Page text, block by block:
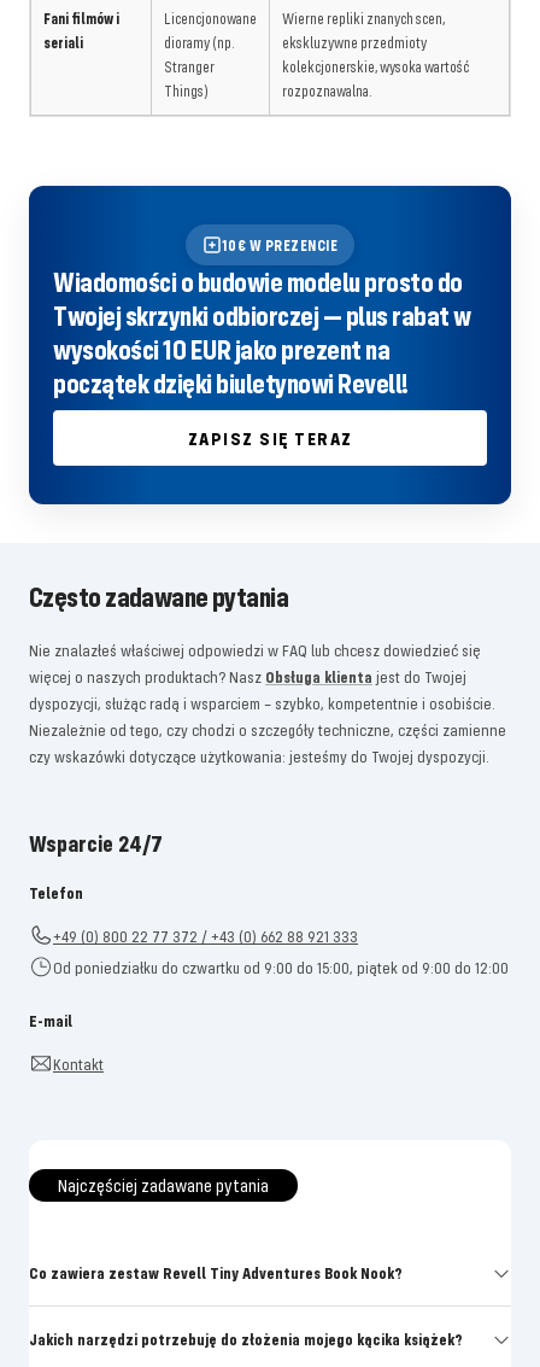
Fani filmów i
seriali
Licencjonowane
dioramy (np.
Stranger
Things)
Wierne repliki znanych scen,
ekskluzywne przedmioty
kolekcjonerskie, wysoka wartość
rozpoznawalna.
10€ W PREZENCIE
Wiadomości o budowie modelu prosto do
Twojej skrzynki odbiorczej — plus rabat w
wysokości 10 EUR jako prezent na
początek dzięki biuletynowi Revell!
ZAPISZ SIĘ TERAZ
Często zadawane pytania
Nie znalazłeś właściwej odpowiedzi w FAQ lub chcesz dowiedzieć się
więcej o naszych produktach? Nasz Obsługa klienta jest do Twojej
dyspozycji, służąc radą i wsparciem – szybko, kompetentnie i osobiście.
Niezależnie od tego, czy chodzi o szczegóły techniczne, części zamienne
czy wskazówki dotyczące użytkowania: jesteśmy do Twojej dyspozycji.
Wsparcie 24/7
Telefon
+49 (0) 800 22 77 372 / +43 (0) 662 88 921 333
Od poniedziałku do czwartku od 9:00 do 15:00, piątek od 9:00 do 12:00
E-mail
Kontakt
Najczęściej zadawane pytania
Co zawiera zestaw Revell Tiny Adventures Book Nook?
Jakich narzędzi potrzebuję do złożenia mojego kącika książek?